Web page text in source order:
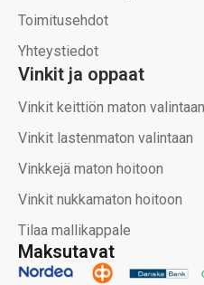
Maksutavat
Toimitusehdot
Yhteystiedot
Vinkit ja oppaat
Vinkit keittiön maton valintaan
Vinkit lastenmaton valintaan
Vinkkejä maton hoitoon
Vinkit nukkamaton hoitoon
Tilaa mallikappale